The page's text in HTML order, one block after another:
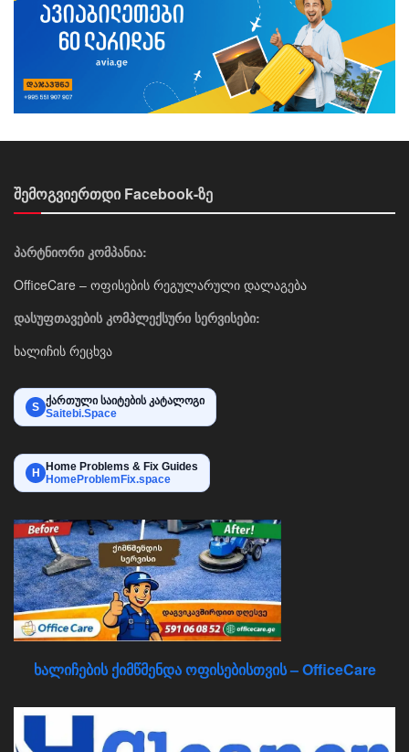
შემოგვიერთდი Facebook-ზე
პარტნიორი კომპანია:
OfficeCare – ოფისების რეგულარული დალაგება
დასუფთავების კომპლექსური სერვისები:
ხალიჩის რეცხვა
S ქართული საიტების კატალოგი
Saitebi.Space
H Home Problems & Fix Guides
HomeProblemFix.space
ხალიჩების ქიმწმენდა ოფისებისთვის – OfficeCare